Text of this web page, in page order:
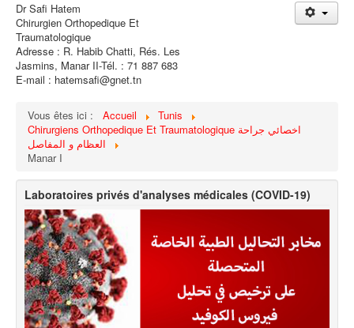
Dr Safi Hatem
Chirurgien Orthopedique Et
Traumatologique
Adresse : R. Habib Chatti, Rés. Les
Jasmins, Manar II-Tél. : 71 887 683
E-mail : hatemsafi@gnet.tn
Vous êtes ici : Accueil
Tunis
Chirurgiens Orthopedique Et Traumatologique اخصائي جراحة
العظام و المفاصل
Manar I
Laboratoires privés d'analyses médicales (COVID-19)